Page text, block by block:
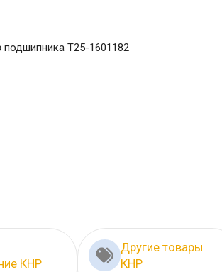
Т25-1601182
КНР
Другие товары
КНР